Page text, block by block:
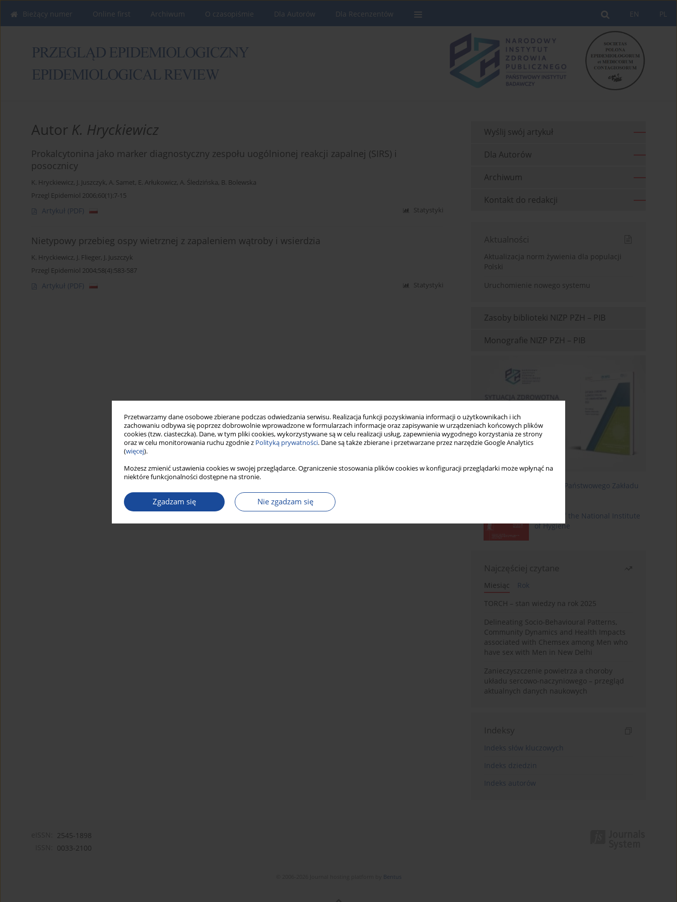
Przetwarzamy dane osobowe zbierane podczas odwiedzania serwisu. Realizacja funkcji pozyskiwania informacji o użytkownikach i ich
zachowaniu odbywa się poprzez dobrowolnie wprowadzone w formularzach informacje oraz zapisywanie w urządzeniach końcowych plików
cookies (tzw. ciasteczka). Dane, w tym pliki cookies, wykorzystywane są w celu realizacji usług, zapewnienia wygodnego korzystania ze strony
oraz w celu monitorowania ruchu zgodnie z Polityką prywatności. Dane są także zbierane i przetwarzane przez narzędzie Google Analytics
(więcej).
Możesz zmienić ustawienia cookies w swojej przeglądarce. Ograniczenie stosowania plików cookies w konfiguracji przeglądarki może wpłynąć na
niektóre funkcjonalności dostępne na stronie.
Zgadzam się Nie zgadzam się
PL
EN
Bieżący numer Online first Archiwum O czasopiśmie Dla Autorów Dla Recenzentów
Autor K. Hryckiewicz
Prokalcytonina jako marker diagnostyczny zespołu uogólnionej reakcji zapalnej (SIRS) i
posocznicy
K. Hryckiewicz, J. Juszczyk, A. Samet, E. Arłukowicz, A. Śledzińska, B. Bolewska
Przegl Epidemiol 2006;60(1):7-15
Artykuł (PDF) Statystyki
Nietypowy przebieg ospy wietrznej z zapaleniem wątroby i wsierdzia
K. Hryckiewicz, J. Flieger, J. Juszczyk
Przegl Epidemiol 2004;58(4):583-587
Artykuł (PDF) Statystyki
Wyślij swój artykuł
Dla Autorów
Archiwum
Kontakt do redakcji
Aktualności
Aktualizacja norm żywienia dla populacji
Polski
Uruchomienie nowego systemu
Zasoby biblioteki NIZP PZH – PIB
Monografie NIZP PZH – PIB
Roczniki Państwowego Zakładu
Annals of the National Institute
of Hygiene
Najczęściej czytane
Miesiąc
Rok
TORCH – stan wiedzy na rok 2025
Delineating Socio-Behavioural Patterns,
Community Dynamics and Health Impacts
associated with Chemsex among Men who
have sex with Men in New Delhi
Zanieczyszczenie powietrza a choroby
układu sercowo-naczyniowego – przegląd
aktualnych danych naukowych
Indeksy
Indeks słów kluczowych
Indeks dziedzin
Indeks autorów
2545-1898
0033-2100
Bentus